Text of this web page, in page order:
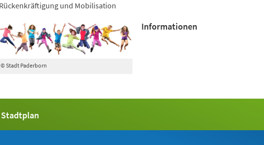
und Mobilisation
© Stadt Paderborn
Informationen
Stadtplan